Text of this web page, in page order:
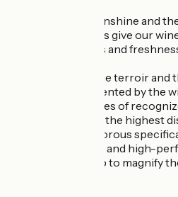
Mediterranean sunshine and
Cévennes foothills give our
aromatic richness and
The diversity of the terroir and
selection implemented by the
production of wines of
regularly awarded the highest
plot selection, rigorous
optimum maturity and high-
equipment all help to magnify